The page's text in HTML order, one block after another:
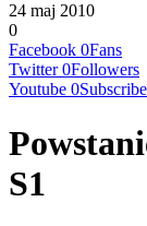
24 maj 2010
0
Facebook 0Fans
Twitter 0Followers
Youtube 0
S1